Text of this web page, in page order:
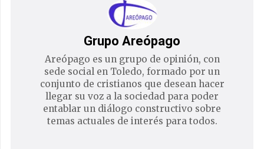
Grupo Areópago
Areópago es un grupo de opinión, con
sede social en Toledo, formado por un
conjunto de cristianos que desean hacer
llegar su voz a la sociedad para poder
entablar un diálogo constructivo sobre
temas actuales de interés para todos.